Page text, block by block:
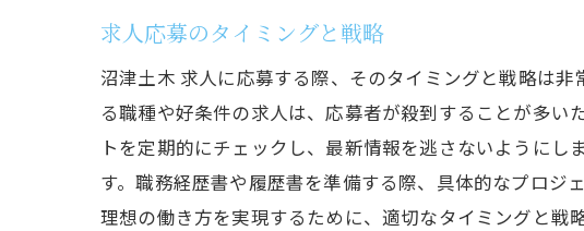
健康
育児
社員
福利厚
求人応募のタイミングと戦略
沼津土木 求人に応募する際、そのタイミングと戦略は
る職種や好条件の求人は、応募者が殺到することが多
トを定期的にチェックし、最新情報を逃さないように
す。職務経歴書や履歴書を準備する際、具体的なプロジ
理想の働き方を実現するために、適切なタイミングと戦